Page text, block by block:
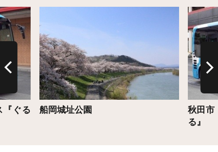
『ぐる 船岡城址公園
秋田市
る』
詳細は